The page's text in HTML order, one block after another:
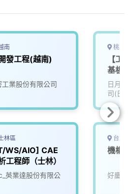
e
I
n
L
n
南
發工程(越南)
業股份有限公司
林區
WS/AIO] CAE
工程師（士林）
英業達股份有限公
桃園
【工
基板
日月光
司(日
台北
機構
好慶科